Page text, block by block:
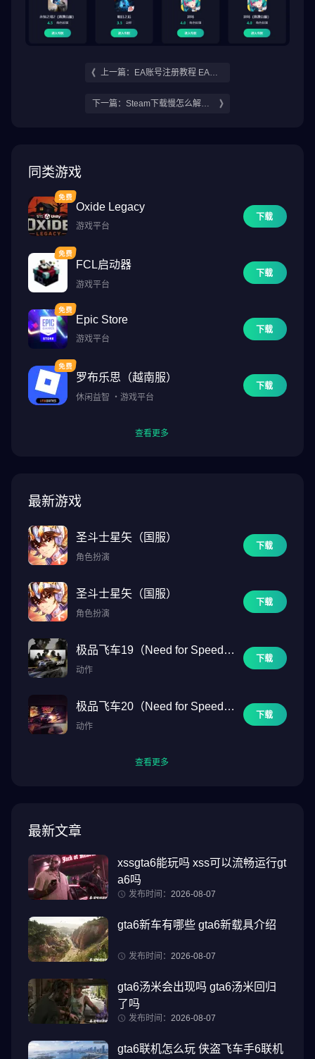
上一篇：EA账号注册教程 EA账
下一篇：Steam下载慢怎么解决
同类游戏
Oxide Legacy
游戏平台
下载
FCL启动器
游戏平台
下载
Epic Store
游戏平台
下载
罗布乐思（越南服）
休闲益智 ・ 游戏平台
下载
查看更多
最新游戏
圣斗士星矢（国服）
角色扮演
下载
圣斗士星矢（国服）
角色扮演
下载
极品飞车19（Need for Speed
™）
动作
下载
极品飞车20（Need for Speed™
Payback）
动作
下载
查看更多
最新文章
xssgta6能玩吗 xss可以流畅运行gt
a6吗
发布时间： 2026-08-07
gta6新车有哪些 gta6新载具介绍
发布时间： 2026-08-07
gta6汤米会出现吗 gta6汤米回归
了吗
发布时间： 2026-08-07
gta6联机怎么玩 侠盗飞车手6联机